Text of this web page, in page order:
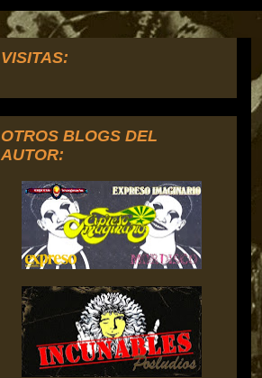
VISITAS:
OTROS BLOGS DEL
AUTOR: